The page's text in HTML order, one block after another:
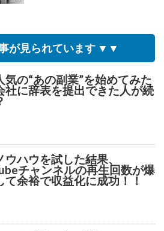
が見られています ▼▼
気の“あの副業”を始めてみた
社に辞表を提出できた人が続
ウハウを試した結果、
チャンネルの再生回数が爆
て余裕で収益化に成功！！